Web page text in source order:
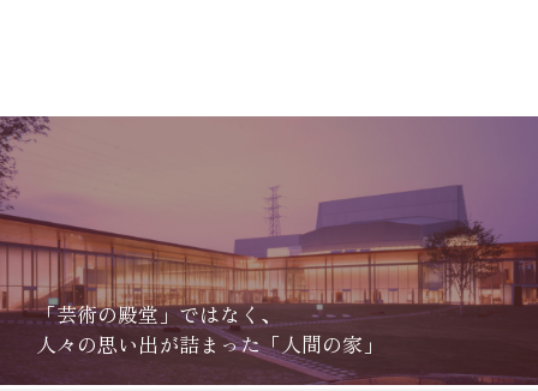
「芸術の殿堂」ではなく、
人々の思い出が詰まった「人間の家」